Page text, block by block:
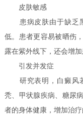
皮肤敏感
患病皮肤由于缺乏黑
低。患者更容易被晒伤
露在紫外线下，还会增加
引发并发症
研究表明，白癜风若
秃、甲状腺疾病、糖尿
者的身体健康，增加治疗